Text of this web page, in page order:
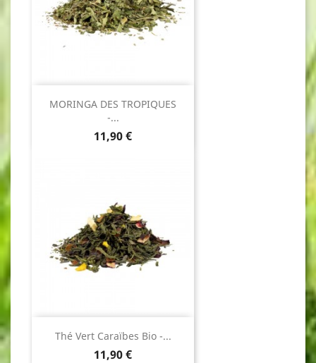
MORINGA DES TROPIQUES
-...
Prix
11,90 €
Thé Vert Caraïbes Bio -...
Prix
11,90 €